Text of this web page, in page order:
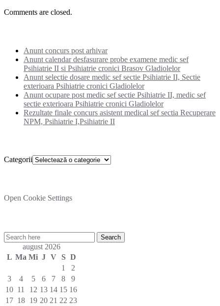
Comments are closed.
Anunt concurs post arhivar
Anunt calendar desfasurare probe examene medic sef
Psihiatrie II si Psihiatrie cronici Brasov Gladiolelor
Anunt selectie dosare medic sef sectie Psihiatrie II, Sectie
exterioara Psihiatrie cronici Gladiolelor
Anunt ocupare post medic sef sectie Psihiatrie II, medic sef
sectie exterioara Psihiatrie cronici Gladiolelor
Rezultate finale concurs asistent medical sef sectia Recuperare
NPM, Psihiatrie I,Psihiatrie II
Categorii
Open Cookie Settings
august 2026
L Ma Mi J V S D
1
2
3
4 5 6 7 8
9
10 11 12 13 14 15 16
17 18 19 20 21 22 23